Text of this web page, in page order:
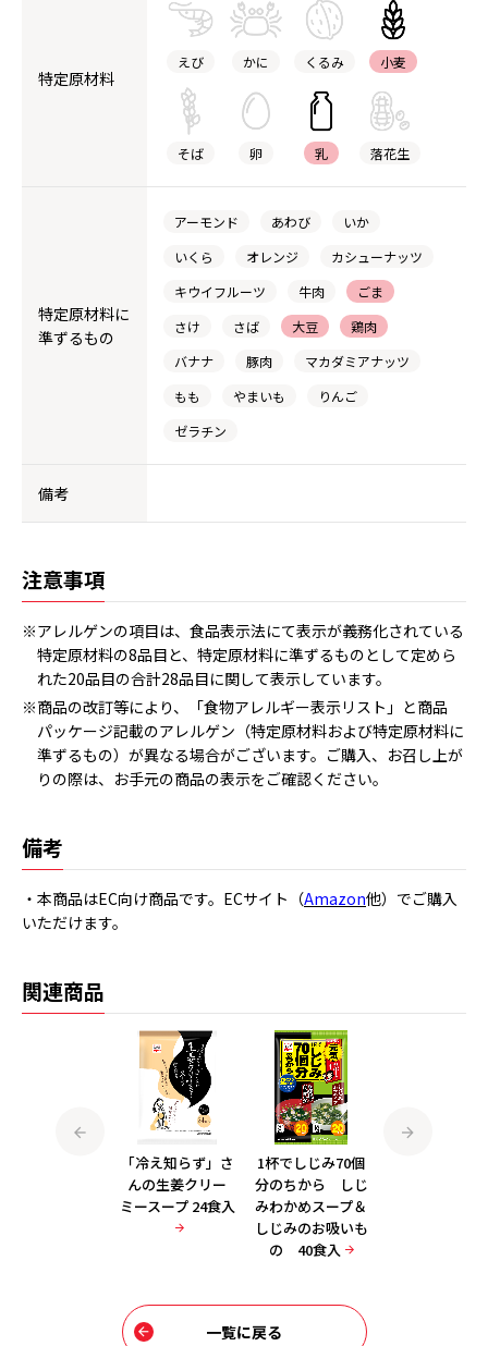
特定原材料
えび かに くるみ 小麦
そば 卵 乳 落花生
特定原材料に
準ずるもの
アーモンド あわび
いか
いくら
オレンジ
カシューナッツ
キウイフルーツ
牛肉
ごま
さけ
さば 大豆
鶏肉
バナナ
豚肉
マカダミアナッツ
もも
やまいも
りんご
ゼラチン
備考
注意事項
※アレルゲンの項目は、食品表示法にて表示が義務化されている
特定原材料の8品目と、特定原材料に準ずるものとして定めら
れた20品目の合計28品目に関して表示しています。
※商品の改訂等により、「食物アレルギー表示リスト」と商品
パッケージ記載のアレルゲン（特定原材料および特定原材料に
準ずるもの）が異なる場合がございます。ご購入、お召し上が
りの際は、お手元の商品の表示をご確認ください。
備考
・本商品はEC向け商品です。ECサイト（Amazon他）でご購入
いただけます。
関連商品
「冷え知らず」さ
んの生姜クリー
ミースープ 24食入
1杯でしじみ70個
分のちから しじ
みわかめスープ＆
しじみのお吸いも
の 40食入
一覧に戻る